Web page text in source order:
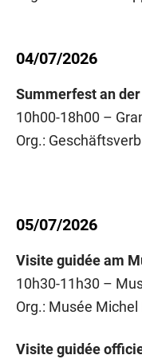
04/07/2026
Summerfest an
10h00-18h00 –
Org.:
05/07/2026
Visite guidée am
10h30-11h30 –
Org.: Musée Michel
Visite guidée